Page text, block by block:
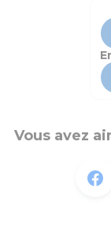
Vous avez